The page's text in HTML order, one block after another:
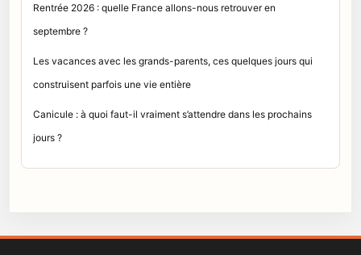
Rentrée 2026 : quelle France allons-nous retrouver en
septembre ?
Les vacances avec les grands-parents, ces quelques jours qui
construisent parfois une vie entière
Canicule : à quoi faut-il vraiment s’attendre dans les prochains
jours ?